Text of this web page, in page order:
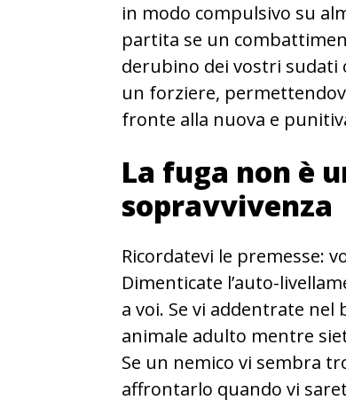
in modo compulsivo su
partita se un
derubino dei vostri
un forziere,
fronte alla nuova e
La fuga non è
sopravvivenza
Ricordatevi le premesse:
Dimenticate l’auto-
a voi. Se vi addentrate
animale adulto mentre
Se un nemico vi sembra
affrontarlo quando vi